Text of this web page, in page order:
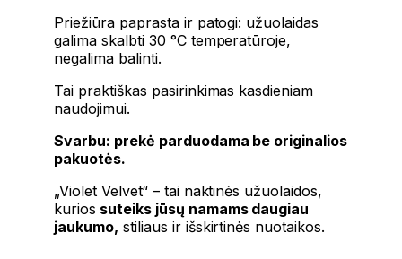
Priežiūra paprasta ir patogi: užuolaidas
galima skalbti 30 °C temperatūroje,
negalima balinti.
Tai praktiškas pasirinkimas kasdieniam
naudojimui.
Svarbu: prekė parduodama be originalios
pakuotės.
„Violet Velvet“ – tai naktinės užuolaidos,
kurios suteiks jūsų namams daugiau
jaukumo, stiliaus ir išskirtinės nuotaikos.